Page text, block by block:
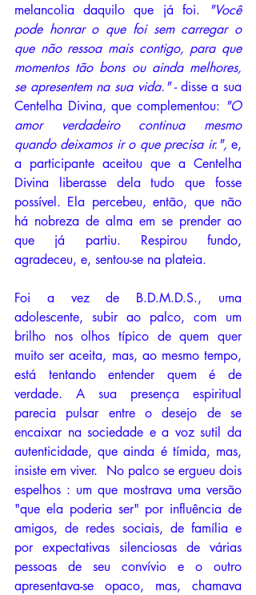
melancolia daquilo que já foi.
"Você
pode honrar o que foi sem carregar o
que não ressoa mais contigo, para que
momentos tão bons ou ainda melhores,
se apresentem na sua vida." - disse a sua
Centelha Divina, que complementou: "O
amor verdadeiro continua mesmo
quando deixamos ir o que precisa ir.", e,
a participante aceitou que a Centelha
Divina liberasse dela tudo que fosse
possível. Ela percebeu, então, que não
há nobreza de alma em se prender ao
que já partiu. Respirou fundo,
agradeceu, e, sentou-se na plateia.
Foi a vez de B.D.M.D.S., uma
adolescente, subir ao palco, com um
brilho nos olhos típico de quem quer
muito ser aceita, mas, ao mesmo tempo,
está tentando entender quem é de
verdade. A sua presença espiritual
parecia pulsar entre o desejo de se
encaixar na sociedade e a voz sutil da
autenticidade, que ainda é tímida, mas,
insiste em viver.  No palco se ergueu dois
espelhos : um que mostrava uma versão
"que ela poderia ser" por influência de
amigos, de redes sociais, de família e
por expectativas silenciosas de várias
pessoas de seu convívio e o outro
apresentava-se opaco, mas, chamava